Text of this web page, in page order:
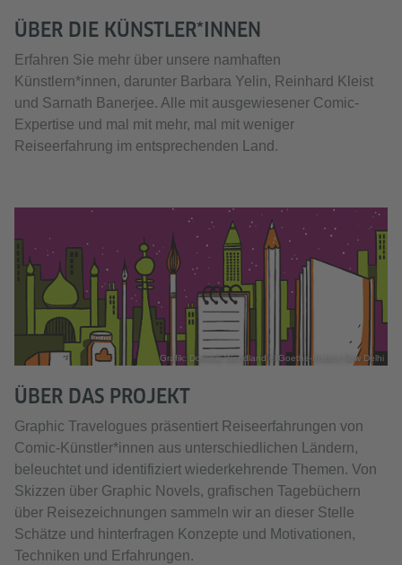
ÜBER DIE KÜNSTLER*INNEN
Erfahren Sie mehr über unsere namhaften
Künstlern*innen, darunter Barbara Yelin, Reinhard Kleist
und Sarnath Banerjee. Alle mit ausgewiesener Comic-
Expertise und mal mit mehr, mal mit weniger
Reiseerfahrung im entsprechenden Land.
Grafik: Dominik Wendland © Goethe-Institut New Delhi
ÜBER DAS PROJEKT
Graphic Travelogues präsentiert Reiseerfahrungen von
Comic-Künstler*innen aus unterschiedlichen Ländern,
beleuchtet und identifiziert wiederkehrende Themen. Von
Skizzen über Graphic Novels, grafischen Tagebüchern
über Reisezeichnungen sammeln wir an dieser Stelle
Schätze und hinterfragen Konzepte und Motivationen,
Techniken und Erfahrungen.